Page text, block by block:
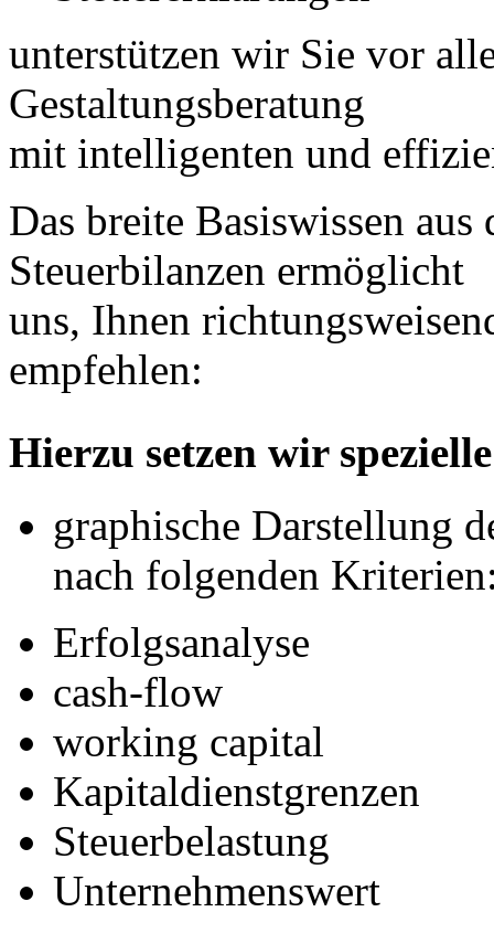
unterstützen wir Sie vor
Gestaltungsberatung
mit intelligenten und
Das breite Basiswissen
Steuerbilanzen ermöglicht
uns, Ihnen
empfehlen:
Hierzu setzen wir
graphische Darstellung
nach folgenden
Erfolgsanalyse
cash-flow
working capital
Kapitaldienstgrenzen
Steuerbelastung
Unternehmenswert